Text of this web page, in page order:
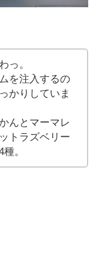
っ。
を注入するの
かりしていま
んとマーマレ
トラズベリー
。